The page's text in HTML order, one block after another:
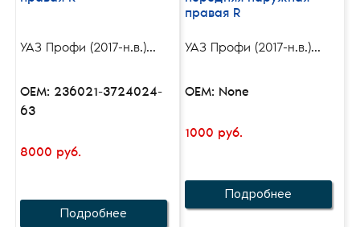
УАЗ Профи (2017-н.в.)...
OEM: 236021-3724024-
63
8000 руб.
Подробнее
правая R
УАЗ Профи (2017-н.в.)...
OEM: None
1000 руб.
Подробнее